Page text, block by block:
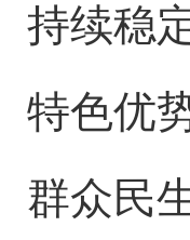
持续稳
特色优
群众民